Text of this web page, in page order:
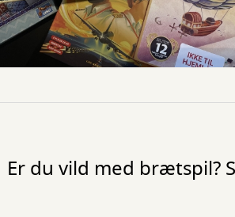
Er du vild med brætspil?